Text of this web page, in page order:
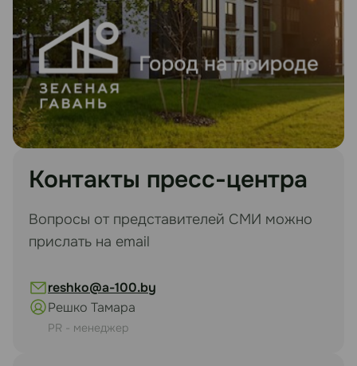
Контакты пресс-центра
Вопросы от представителей СМИ можно
прислать на email
reshko@a-100.by
Решко Тамара
PR - менеджер